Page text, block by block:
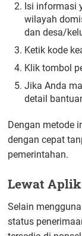
Isi informasi
wilayah
dan desa/
Ketik kode
Klik tombol
Jika Anda
detail
Dengan metode
dengan cepat
pemerintahan.
Lewat
Selain
status